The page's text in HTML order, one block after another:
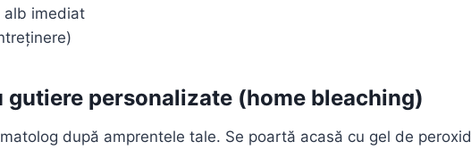
alb imediat
personalizate (home bleaching)
după amprentele tale. Se poartă acasă cu gel de peroxid